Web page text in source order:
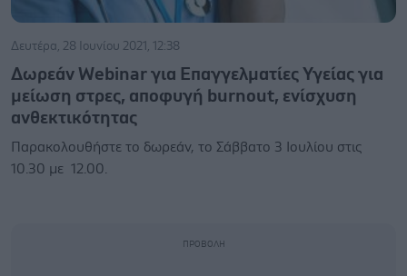
Δευτέρα, 28 Ιουνίου 2021, 12:38
Δωρεάν Webinar για Επαγγελματίες Υγείας για
μείωση στρες, αποφυγή burnout, ενίσχυση
ανθεκτικότητας
Παρακολουθήστε το δωρεάν, το Σάββατο 3 Ιουλίου στις
10.30 με 12.00.